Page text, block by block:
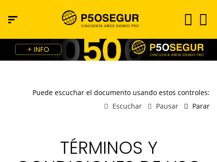
Puede escuchar el documento usando estos controles:
Escuchar
Pausar Parar
TÉRMINOS Y